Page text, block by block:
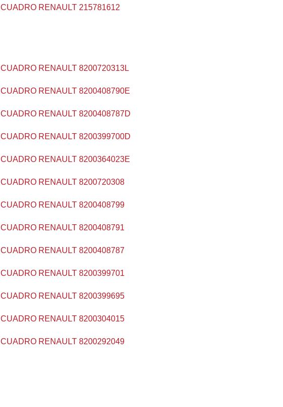
CUADRO RENAULT 215781612
CUADRO RENAULT 8200720313L
CUADRO RENAULT 8200408790E
CUADRO RENAULT 8200408787D
CUADRO RENAULT 8200399700D
CUADRO RENAULT 8200364023E
CUADRO RENAULT 8200720308
CUADRO RENAULT 8200408799
CUADRO RENAULT 8200408791
CUADRO RENAULT 8200408787
CUADRO RENAULT 8200399701
CUADRO RENAULT 8200399695
CUADRO RENAULT 8200304015
CUADRO RENAULT 8200292049